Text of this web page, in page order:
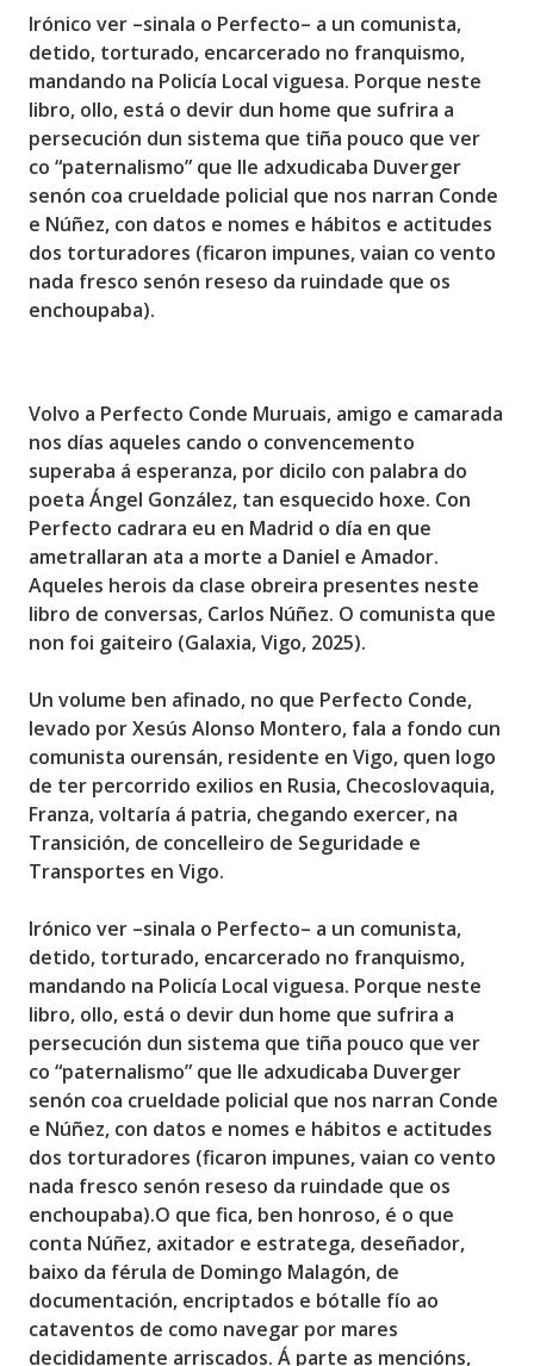
Irónico ver –sinala o Perfecto– a un comunista,
detido, torturado, encarcerado no franquismo,
mandando na Policía Local viguesa. Porque neste
libro, ollo, está o devir dun home que sufrira a
persecución dun sistema que tiña pouco que ver
co “paternalismo” que lle adxudicaba Duverger
senón coa crueldade policial que nos narran Conde
e Núñez, con datos e nomes e hábitos e actitudes
dos torturadores (ficaron impunes, vaian co vento
nada fresco senón reseso da ruindade que os
enchoupaba).
Volvo a Perfecto Conde Muruais, amigo e camarada
nos días aqueles cando o convencemento
superaba á esperanza, por dicilo con palabra do
poeta Ángel González, tan esquecido hoxe. Con
Perfecto cadrara eu en Madrid o día en que
ametrallaran ata a morte a Daniel e Amador.
Aqueles herois da clase obreira presentes neste
libro de conversas, Carlos Núñez. O comunista que
non foi gaiteiro (Galaxia, Vigo, 2025).
Un volume ben afinado, no que Perfecto Conde,
levado por Xesús Alonso Montero, fala a fondo cun
comunista ourensán, residente en Vigo, quen logo
de ter percorrido exilios en Rusia, Checoslovaquia,
Franza, voltaría á patria, chegando exercer, na
Transición, de concelleiro de Seguridade e
Transportes en Vigo.
Irónico ver –sinala o Perfecto– a un comunista,
detido, torturado, encarcerado no franquismo,
mandando na Policía Local viguesa. Porque neste
libro, ollo, está o devir dun home que sufrira a
persecución dun sistema que tiña pouco que ver
co “paternalismo” que lle adxudicaba Duverger
senón coa crueldade policial que nos narran Conde
e Núñez, con datos e nomes e hábitos e actitudes
dos torturadores (ficaron impunes, vaian co vento
nada fresco senón reseso da ruindade que os
enchoupaba).O que fica, ben honroso, é o que
conta Núñez, axitador e estratega, deseñador,
baixo da férula de Domingo Malagón, de
documentación, encriptados e bótalle fío ao
cataventos de como navegar por mares
decididamente arriscados. Á parte as mencións,